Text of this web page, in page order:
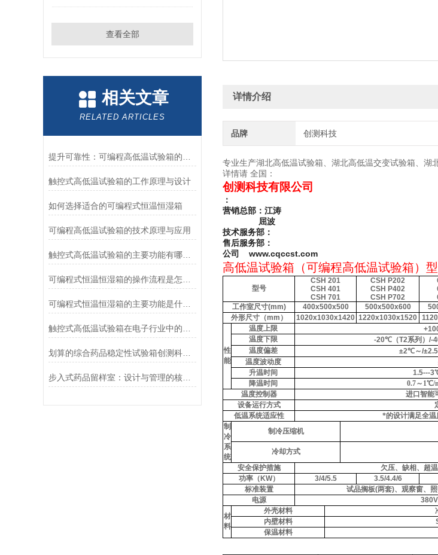
查看全部
相关文章
RELATED ARTICLES
触控式高低温试验箱的工作原理与设计
如何选择适合的可编程式恒温恒湿箱
可编程高低温试验箱的技术原理与应用
触控式高低温试验箱的主要功能有哪些？
可编程式恒温恒湿箱的主要功能是什么？
划算的综合药品稳定性试验箱创测科技供应
步入式药品留样室：设计与管理的核心要点
详情介绍
品牌 创测科技
专业生产湖北高低温试验箱、湖北高低温交变试验箱、
详情请 全国：
创测科技有限公司
：
营销总部：江涛
屈波
技术服务部：
售后服务部：
公司
www.cqccst.com
高低温试验箱（可编程高低温试验箱）
型号
CSH 201
CSH 401
CSH 701
CSH P202
CSH P402
CSH P702
工作室尺寸(mm) 400x500x500 500x500x600
外形尺寸（mm ） 1020x1030x1420 1220x1030x1520
性
能
温度上限
温度下限
-20℃（T2系列） /-
温度偏差
±2℃～/±2.5
温度波动度
升温时间
1.5---3
降温时间
0.7～1℃/
温度控制器
进口智能
设备运行方式
低温系统适应性
*的设计满足全
制
冷
系
统
制冷压缩机
冷却方式
安全保护措施
欠压、缺相、超
功率（ KW） 3/4/5.5 3.5/4.4/6
标准装置
试品搁板(两套)、观察窗、
电源
材
料
外壳材料
内壁材料
保温材料